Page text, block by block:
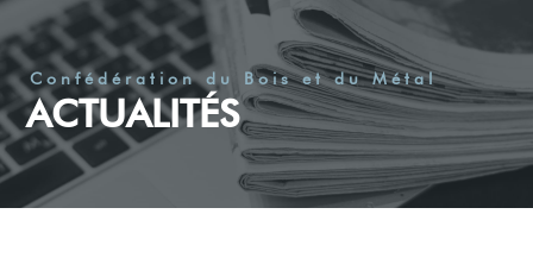
Confédération du Bois et du Métal
ACTUALITÉS